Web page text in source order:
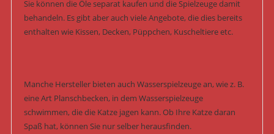
Sie können die Öle separat kaufen und die Spielzeuge damit
behandeln. Es gibt aber auch viele Angebote, die dies bereits
enthalten wie Kissen, Decken, Püppchen, Kuscheltiere etc.
Manche Hersteller bieten auch Wasserspielzeuge an, wie z. B.
eine Art Planschbecken, in dem Wasserspielzeuge
schwimmen, die die Katze jagen kann. Ob Ihre Katze daran
Spaß hat, können Sie nur selber herausfinden.